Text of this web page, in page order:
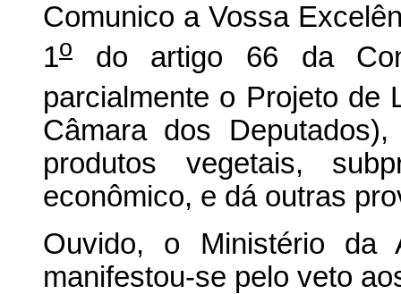
Comunico a Vossa
1o
do artigo 66 da
parcialmente o Projeto de
Câmara dos
produtos vegetais,
econômico, e dá outras
Ouvido, o Ministério da
manifestou-se pelo veto